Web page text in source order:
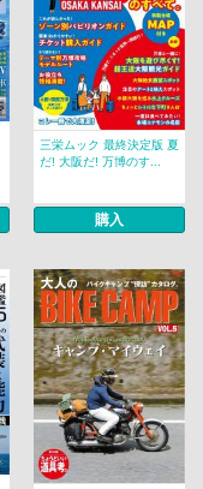
三栄ムック 最終決定版 夏
だ! 大阪だ! 万博のす...
購入